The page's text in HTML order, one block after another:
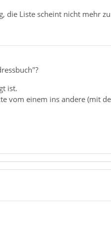
die Liste scheint nicht mehr
ist.
vom einem ins andere (mit